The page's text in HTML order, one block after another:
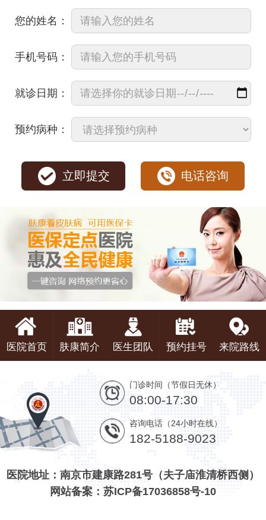
您的姓名：
手机号码：
就诊日期：
预约病种：
立即提交 电话咨询
医院首页 肤康简介 医生团队 预约挂号 来院路线
门诊时间（节假日无休）
08:00-17:30
咨询电话（24小时在线）
182-5188-9023
医院地址：南京市建康路281号（夫子庙淮清桥西侧）
网站备案：苏ICP备17036858号-10